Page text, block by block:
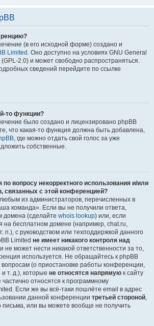
(в его исходной форме) создано и
Limited . Оно доступно на условиях GNU General
2.0) и может свободно распространяться.
сведений перейдите по ссылке
то функции?
было создано и лицензировано phpBB
что какая-то функция должна быть добавлена,
, где можно отдать свой голос за уже
собственные.
вопросу некорректного использования и/или
связанных с этой конференцией?
из администраторов, перечисленных в
команда». Если вы не получили ответа,
домена (сделайте whois lookup) или, если
на бесплатном домене (например, chat.ru,
п.), с руководством или техподдержкой данного
Limited не имеет никакого контроля над
и не может нести никакой ответственности за то,
используется. Не обращайтесь к phpBB
(о приостановке работы конференции,
т. д.), которые не относятся напрямую к сайту
относятся к программному
Если же вы всё-таки пошлёте email в адрес
данной конференции третьей стороной,
письма, или вы можете вообще не получить